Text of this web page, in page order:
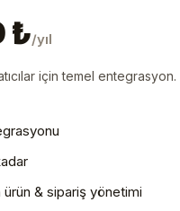
₺/yıl
için temel entegrasyon.
& sipariş yönetimi